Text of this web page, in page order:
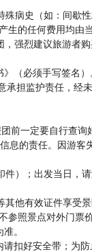
病史（如：间歇
生的任何费用均由
强烈建议旅游者
（必须手写签名
担监护责任，经
前一定要自行查询
息的责任。因游客
）；出发当日，
他有效证件享受
照景点对外门票
。
扣好安全带；为